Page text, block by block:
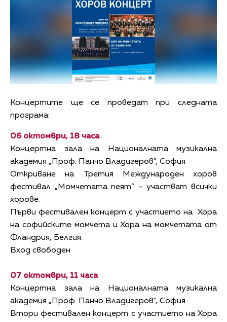
Концертите ще се проведат при следната
програма:
06 октомври, 18 часа
Концертна зала на Националната музикална
академия „Проф. Панчо Владигеров”, София
Откриване на Третия Международен хоров
фестивал „Момчетата пеят” – участват всички
хорове.
Първи фестивален концерт с участието на Хора
на софийските момчета и Хора на момчетата от
Фландрия, Белгия.
Вход свободен
07 октомври, 11 часа
Концертна зала на Националната музикална
академия „Проф. Панчо Владигеров”, София
Втори фестивален концерт с участието на Хора